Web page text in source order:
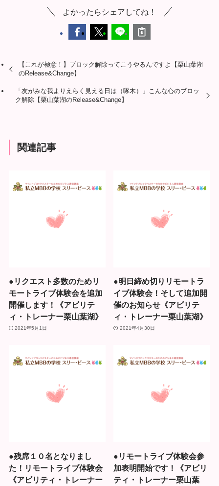
よかったらシェアしてね！
【これが極意！】ブロック解除ってこうやるんですよ【栗山葉湖
のRelease&Change】
「友がみな我よりえらく見える日は（啄木）」こんな心のブロッ
ク解除【栗山葉湖のRelease&Change】
関連記事
●リクエスト多数のためリ
モートライブ体験会を追加
開催します！《アビリテ
ィ・トレーナー栗山葉湖》
2021年5月1日
●明日締め切りリモートラ
イブ体験会！そして追加開
催のお知らせ《アビリテ
ィ・トレーナー栗山葉湖》
2021年4月30日
●残席１０名となりまし
た！リモートライブ体験会
《アビリティ・トレーナー
●リモートライブ体験会参
加表明開始です！《アビリ
ティ・トレーナー栗山葉